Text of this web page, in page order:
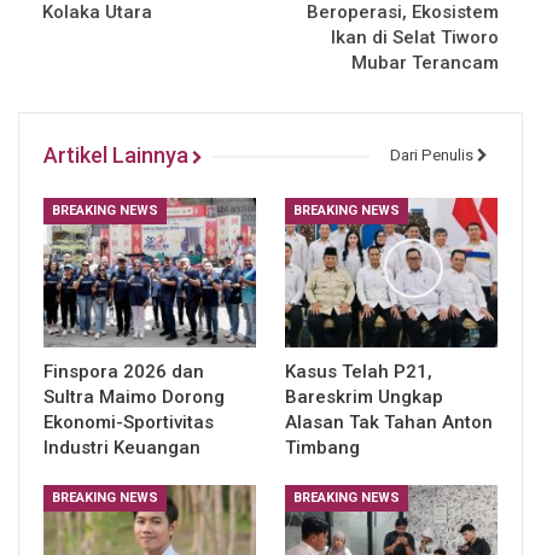
Kolaka Utara
Beroperasi, Ekosistem
Ikan di Selat Tiworo
Mubar Terancam
Artikel Lainnya Dari Penulis
BREAKING NEWS
Finspora 2026 dan
Sultra Maimo Dorong
Ekonomi-Sportivitas
Industri Keuangan
BREAKING NEWS
Kasus Telah P21,
Bareskrim Ungkap
Alasan Tak Tahan Anton
Timbang
BREAKING NEWS BREAKING NEWS